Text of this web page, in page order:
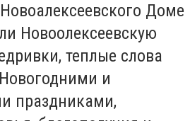
Доме
Новоолексеевскую
теплые слова
и
праздниками,